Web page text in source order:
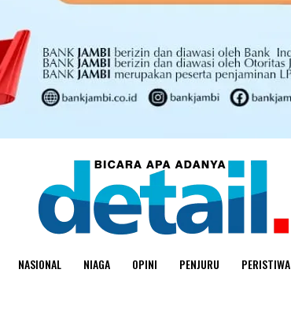
NASIONAL NIAGA OPINI PENJURU PERISTIWA